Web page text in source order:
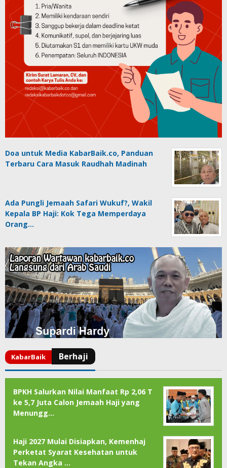
Doa untuk Media KabarBaik.co, Panduan
Terbaru Cara Masuk Raudhah Madinah
Ada Pungli Jemaah Safari Wukuf?, Wakil
Kepala BP Haji: Kok Tega Memperdaya
Orang…
BPKH Salurkan Nilai Manfaat Rp 2,06 T
ke 5,7 Juta Calon Jemaah Haji yang
Menungg…
Haji 2027 Mulai Disiapkan, Kemenhaj
Perketat Syarat Kesehatan untuk
Tekan Angka …